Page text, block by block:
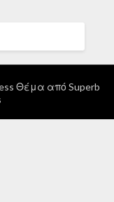
Θέμα από Superb